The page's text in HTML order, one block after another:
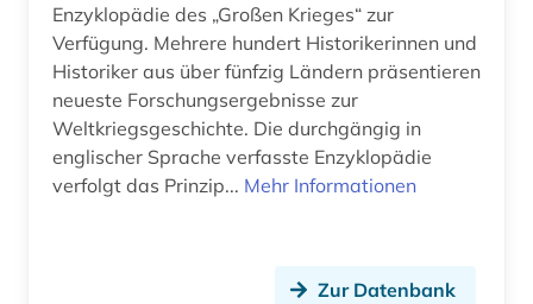
behörden (1)
belgien (7)
belletristik (1)
belzyze (1)
Enzyklopädie des „Großen Krieges“ zur
Verfügung. Mehrere hundert Historikerinnen und
Historiker aus über fünfzig Ländern präsentieren
neueste Forschungsergebnisse zur
Weltkriegsgeschichte. Die durchgängig in
englischer Sprache verfasste Enzyklopädie
verfolgt das Prinzip... Mehr Informationen
Zur Datenbank